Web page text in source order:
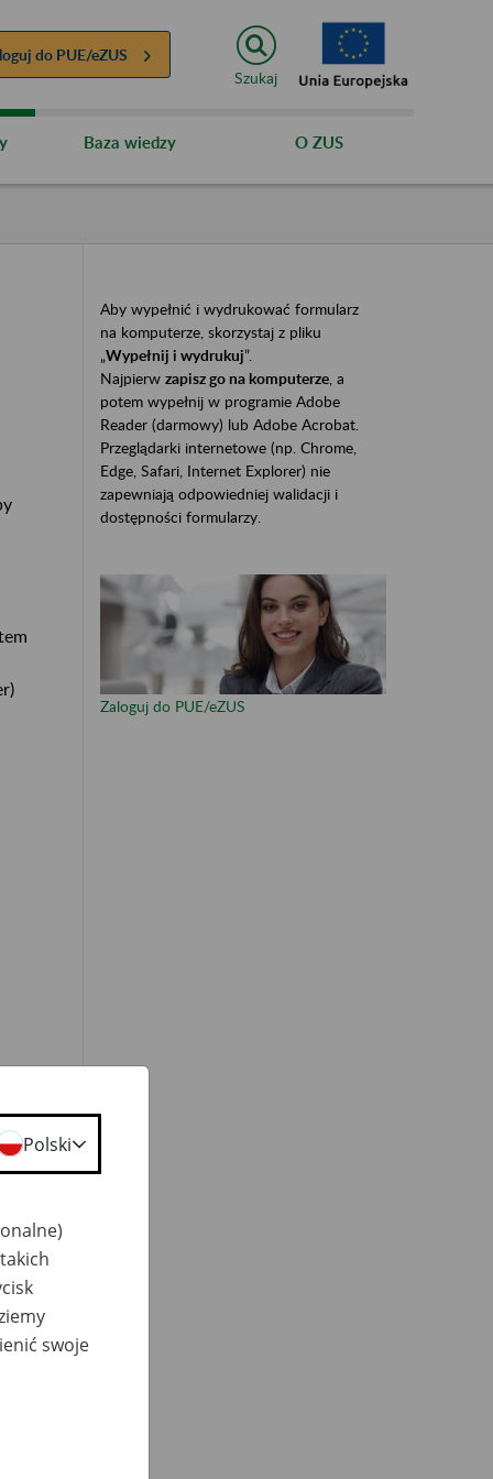
do PUE/eZUS
Szukaj
Baza wiedzy O ZUS
Aby wypełnić i wydrukować formularz
na komputerze, skorzystaj z pliku
„Wypełnij i wydrukuj”.
Najpierw zapisz go na komputerze , a
potem wypełnij w programie Adobe
Reader (darmowy) lub Adobe Acrobat.
Przeglądarki internetowe (np. Chrome,
Edge, Safari, Internet Explorer) nie
zapewniają odpowiedniej walidacji i
dostępności formularzy.
Zaloguj do PUE/eZUS
Polski
swoje